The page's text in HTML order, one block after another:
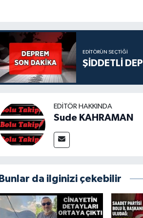
EDITÖRÜN SEÇTIĞI
ŞİDDETLİ
EDITÖR HAKKINDA
Sude KAHRAMAN
Bunlar da ilginizi çekebilir